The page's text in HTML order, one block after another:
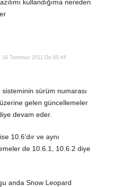
kullandığıma nereden
16 Temmuz 2011 De 05:44
sürüm numarası
gelen güncellemeler
devam eder.
10.6’dır ve aynı
de 10.6.1, 10.6.2 diye
anda Snow Leopard